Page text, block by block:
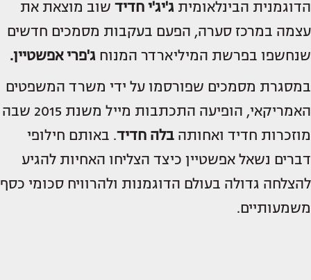
הדוגמנית הבינלאומית ג'יג'י חדיד שוב מוצאת את
עצמה במרכז סערה, הפעם בעקבות מסמכים חדשים
שנחשפו בפרשת המיליארדר המנוח ג'פרי אפשטיין.
במסגרת מסמכים שפורסמו על ידי משרד המשפטים
האמריקאי, הופיעה התכתבות מייל משנת 2015 שבה
מוזכרות חדיד ואחותה בלה חדיד. באותם חילופי
דברים נשאל אפשטיין כיצד הצליחו האחיות להגיע
להצלחה גדולה בעולם הדוגמנות ולהרוויח סכומי כסף
משמעותיים.